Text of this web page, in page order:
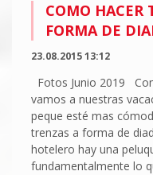
COMO HACER
FORMA DE
23.08.2015 13:12
Fotos Junio 2019
vamos a nuestras
peque esté mas
trenzas a forma de
hotelero hay una
fundamentalmente lo